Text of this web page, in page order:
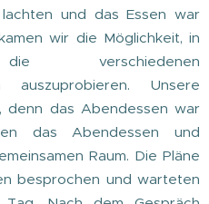
und das Essen war
wir die Möglichkeit, in
auszuprobieren. Unsere
denn das Abendessen war
das Abendessen und
Raum. Die Pläne
besprochen und warteten